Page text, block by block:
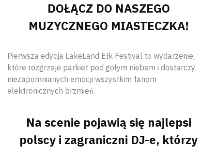
DOŁĄCZ DO NASZEGO
MUZYCZNEGO MIASTECZKA!
Pierwsza edycja LakeLand Ełk Festival to wydarzenie,
które rozgrzeje parkiet pod gołym niebem i dostarczy
niezapomnianych emocji wszystkim fanom
elektronicznych brzmień.
Na scenie pojawią się najlepsi
polscy i zagraniczni DJ-e, którzy